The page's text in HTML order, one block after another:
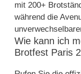
mit 200+
während die
Wie kann ich
Brotfest Paris